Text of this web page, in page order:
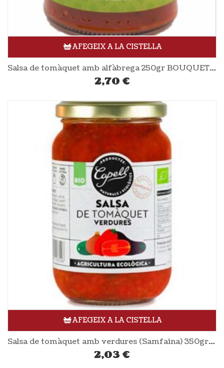
AFEGEIX A LA CISTELLA
Salsa de tomàquet amb alfàbrega 250gr BOUQUET D’HORT
2,70 €
AFEGEIX A LA CISTELLA
Salsa de tomàquet amb verdures (Samfaina) 350gr CAPELL
2,03 €